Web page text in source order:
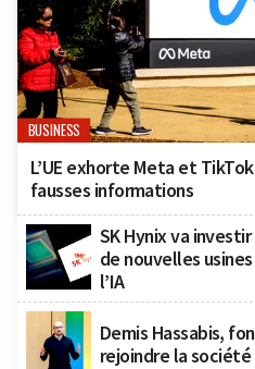
BUSINESS
L’UE exhorte Meta et
fausses informations
SK Hynix va
de nouvelles
l’IA
Demis Hassabis,
rejoindre la